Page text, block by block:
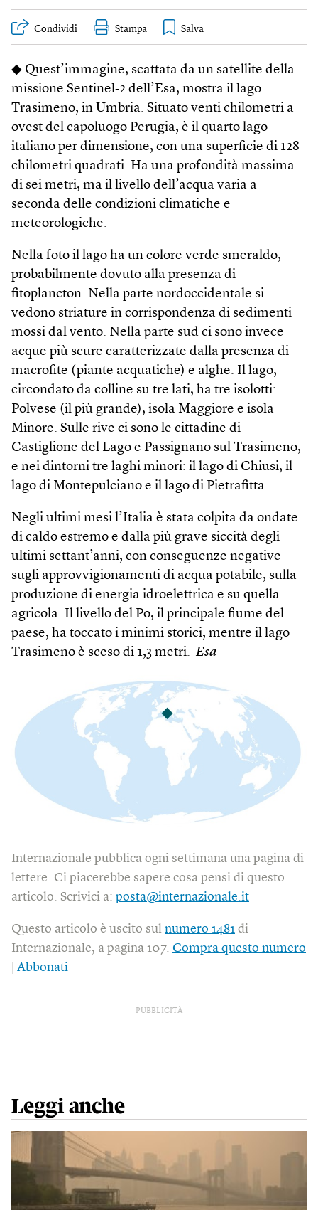
Condividi Stampa
◆ Quest’immagine, scattata da un satellite della
missione Sentinel-2 dell’Esa, mostra il lago
Trasimeno, in Umbria. Situato venti chilometri a
ovest del capoluogo Perugia, è il quarto lago
italiano per dimensione, con una superficie di 128
chilometri quadrati. Ha una profondità massima
di sei metri, ma il livello dell’acqua varia a
seconda delle condizioni climatiche e
meteorologiche.
Nella foto il lago ha un colore verde smeraldo,
probabilmente dovuto alla presenza di
fitoplancton. Nella parte nordoccidentale si
vedono striature in corrispondenza di sedimenti
mossi dal vento. Nella parte sud ci sono invece
acque più scure caratterizzate dalla presenza di
macrofite (piante acquatiche) e alghe. Il lago,
circondato da colline su tre lati, ha tre isolotti:
Polvese (il più grande), isola Maggiore e isola
Minore. Sulle rive ci sono le cittadine di
Castiglione del Lago e Passignano sul Trasimeno,
e nei dintorni tre laghi minori: il lago di Chiusi, il
lago di Montepulciano e il lago di Pietrafitta.
Negli ultimi mesi l’Italia è stata colpita da ondate
di caldo estremo e dalla più grave siccità degli
ultimi settant’anni, con conseguenze negative
sugli approvvigionamenti di acqua potabile, sulla
produzione di energia idroelettrica e su quella
agricola. Il livello del Po, il principale fiume del
paese, ha toccato i minimi storici, mentre il lago
Trasimeno è sceso di 1,3 metri.–Esa
Internazionale pubblica ogni settimana una pagina di
lettere. Ci piacerebbe sapere cosa pensi di questo
articolo. Scrivici a: posta@internazionale.it
Questo articolo è uscito sul numero 1481 di
Internazionale, a pagina 107. Compra questo numero
Abbonati
PUBBLICITÀ
Leggi anche